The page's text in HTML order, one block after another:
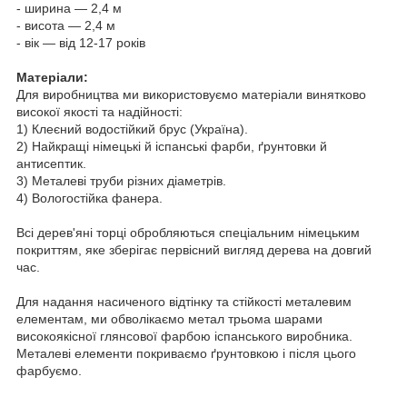
- ширина — 2,4 м
- висота — 2,4 м
- вік — від 12-17 років
Матеріали:
Для виробництва ми використовуємо матеріали винятково
високої якості та надійності:
1) Клеєний водостійкий брус (Україна).
2) Найкращі німецькі й іспанські фарби, ґрунтовки й
антисептик.
3) Металеві труби різних діаметрів.
4) Вологостійка фанера.
Всі дерев'яні торці обробляються спеціальним німецьким
покриттям, яке зберігає первісний вигляд дерева на довгий
час.
Для надання насиченого відтінку та стійкості металевим
елементам, ми обволікаємо метал трьома шарами
високоякісної глянсової фарбою іспанського виробника.
Металеві елементи покриваємо ґрунтовкою і після цього
фарбуємо.